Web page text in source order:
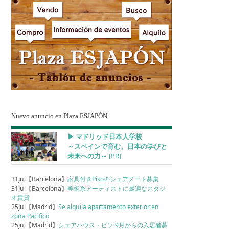
Nuevo anuncio en Plaza ESJAPÓN
▶︎ マドリッド日本人学校
～スペインで育む、日本の学びと
未来への力～ [PR]
31Jul【Barcelona】家具付きPisoのシェアメート募集
31Jul【Barcelona】美術系アーティストに最適なスタジ
オ賃貸
25Jul【Madrid】Se alquila apartamento exterior en
zona Pacifico
25Jul【Madrid】 シェアハウス・ピソ 9月からの入居者募